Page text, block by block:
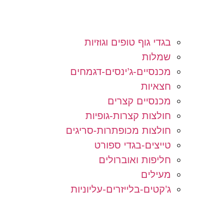
בגדי גוף טופים וגוזיות
שמלות
מכנסיים-ג’ינסים-דגמחים
חצאיות
מכנסיים קצרים
חולצות קצרות-גופיות
חולצות מכופתרות-סריגים
טייצים-בגדי ספורט
חליפות ואוברולים
מעילים
ג’קטים-בלייזרים-עליוניות